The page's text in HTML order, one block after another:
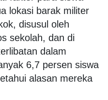
lokasi barak militer
disusul oleh
sekolah, dan di
dalam
6,7 persen siswa
alasan mereka